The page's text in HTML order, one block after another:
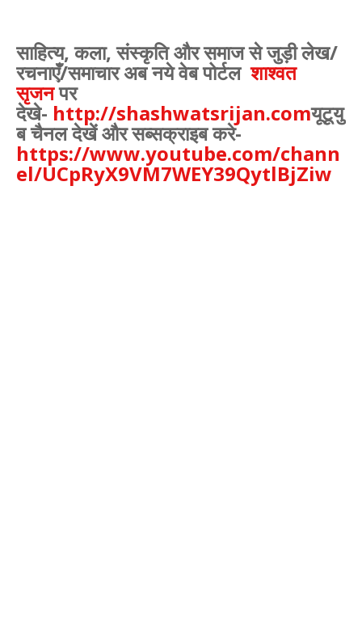
साहित्य,कला,संस्कृति और समाज से जुड़ी लेख/
रचनाएँ/समाचार अब नये वेब पोर्टल शाश्वत
सृजनपर
देखे- http://shashwatsrijan.comयूटूयु
ब चैनल देखें और सब्सक्राइब करे-
https://www.youtube.com/chann
el/UCpRyX9VM7WEY39QytlBjZiw